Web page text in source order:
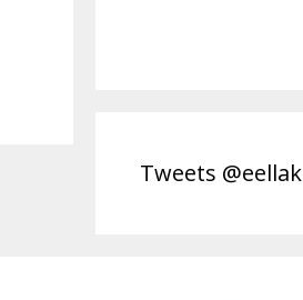
Tweets @eellak